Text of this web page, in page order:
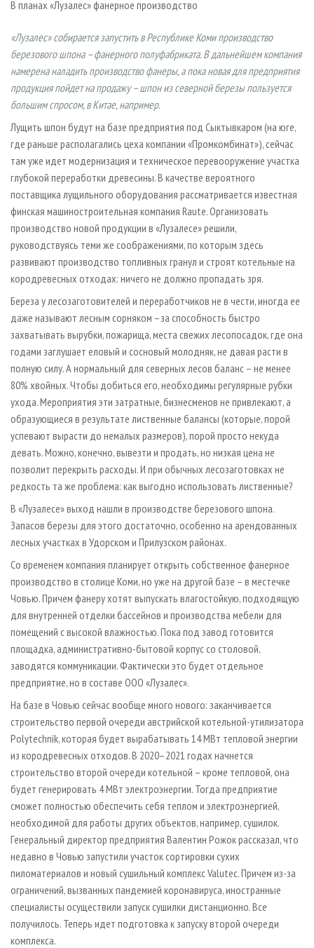
СУШКА ДРЕВЕСИНЫ
ПРОИЗВОДСТВО ДРЕВЕСНЫХ ПЛИТ
ДЕРЕВЯННОЕ ДОМОСТРОЕНИЕ
ПРОИЗВОДСТВО МЕБЕЛИ
БИОЭНЕРГЕТИКА
ЦБП
ИНСТРУМЕНТ И МАТЕРИАЛЫ
ПЕРСОНЫ
МОБИЛЬНЫЕ ВЫСТАВКИ
ОФИЦИАЛЬНЫЕ ДЕЛЕГАЦИИ
ПРИОРИТЕТНЫЕ ИНВЕСТПРОЕКТЫ
RUSSIAN FORESTRY REVIEW
ГАЗЕТА ЛЕСПРОМФОРУМ
БИБЛИОТЕКА СПЕЦИАЛИСТА
КОНТАКТЫ
РЕКЛАМА
РЕКЛАМА НА САЙТЕ
В планах «Лузалес» фанерное производство
«Лузалес» собирается запустить в Республике Коми производство
березового шпона – фанерного полуфабриката. В дальнейшем компания
намерена наладить производство фанеры, а пока новая для предприятия
продукция пойдет на продажу – шпон из северной березы пользуется
большим спросом, в Китае, например.
Лущить шпон будут на базе предприятия под Сыктывкаром (на юге,
где раньше располагались цеха компании «Промкомбинат»), сейчас
там уже идет модернизация и техническое перевооружение участка
глубокой переработки древесины. В качестве вероятного
поставщика лущильного оборудования рассматривается известная
финская машиностроительная компания Raute. Организовать
производство новой продукции в «Лузалесе» решили,
руководствуясь теми же соображениями, по которым здесь
развивают производство топливных гранул и строят котельные на
кородревесных отходах: ничего не должно пропадать зря.
Береза у лесозаготовителей и переработчиков не в чести, иногда ее
даже называют лесным сорняком –за способность быстро
захватывать вырубки, пожарища, места свежих лесопосадок, где она
годами заглушает еловый и сосновый молодняк, не давая расти в
полную силу. А нормальный для северных лесов баланс – не менее
80% хвойных. Чтобы добиться его, необходимы регулярные рубки
ухода. Мероприятия эти затратные, бизнесменов не привлекают, а
образующиеся в результате лиственные балансы (которые, порой
успевают вырасти до немалых размеров), порой просто некуда
девать. Можно, конечно, вывезти и продать, но низкая цена не
позволит перекрыть расходы. И при обычных лесозаготовках не
редкость та же проблема: как выгодно использовать лиственные?
В «Лузалесе» выход нашли в производстве березового шпона.
Запасов березы для этого достаточно, особенно на арендованных
лесных участках в Удорском и Прилузском районах.
Со временем компания планирует открыть собственное фанерное
производство в столице Коми, но уже на другой базе – в местечке
Човью. Причем фанеру хотят выпускать влагостойкую, подходящую
для внутренней отделки бассейнов и производства мебели для
помещений с высокой влажностью. Пока под завод готовится
площадка, административно-бытовой корпус со столовой,
заводятся коммуникации. Фактически это будет отдельное
предприятие, но в составе ООО «Лузалес».
На базе в Човью сейчас вообще много нового: заканчивается
строительство первой очереди австрийской котельной-утилизатора
Polytechnik, которая будет вырабатывать 14 МВт тепловой энергии
из кородревесных отходов. В 2020–2021 годах начнется
строительство второй очереди котельной – кроме тепловой, она
будет генерировать 4 МВт электроэнергии. Тогда предприятие
сможет полностью обеспечить себя теплом и электроэнергией,
необходимой для работы других объектов, например, сушилок.
Генеральный директор предприятия Валентин Рожок рассказал, что
недавно в Човью запустили участок сортировки сухих
пиломатериалов и новый сушильный комплекс Valutec. Причем из-за
ограничений, вызванных пандемией коронавируса, иностранные
специалисты осуществили запуск сушилки дистанционно. Все
получилось. Теперь идет подготовка к запуску второй очереди
комплекса.